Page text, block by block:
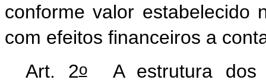
conforme valor estabelecido
com efeitos financeiros a
Art. 2oA estrutura dos